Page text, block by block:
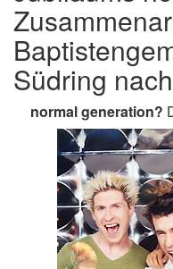
Südring
normal generation?